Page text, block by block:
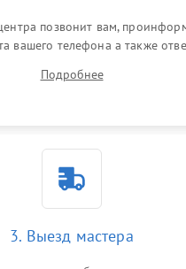
позвонит вам,
вашего телефона а также
Подробнее
3. Выезд мастера